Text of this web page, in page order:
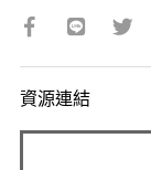
資源連結